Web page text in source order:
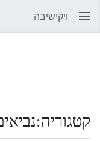
ויקישיבה
קטגוריה: